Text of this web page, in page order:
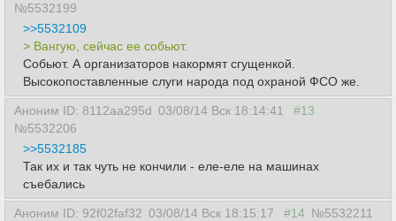
№5532199
>>5532109
> Вангую, сейчас ее собьют.
Собьют. А организаторов накормят сгущенкой.
Высокопоставленные слуги народа под охраной ФСО же.
Аноним ID: 8112aa295d 03/08/14 Вск 18:14:41
#13
№5532206
>>5532185
Так их и так чуть не кончили - еле-еле на машинах
съебались
Аноним ID: 92f02faf32 03/08/14 Вск 18:15:17 #14 №5532211